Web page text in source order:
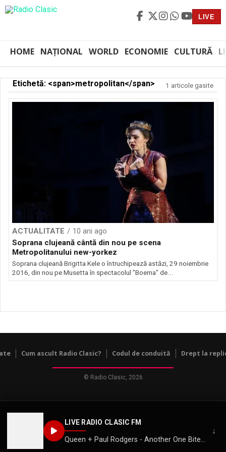
LIVE
HOME NAȚIONAL WORLD ECONOMIE CULTURĂ
LIVE RADIO CLASIC FM
Queen + Paul Rodgers - Another One Bites the Dust
↓
Etichetă: <span>metropolitan</span> 1 articole gasite
ACTUALITATE
10 ani ago
Soprana clujeană cântă din nou pe scena
Metropolitanului new-yorkez
Soprana clujeană Brigitta Kele o întruchipează astăzi, 29 noiembrie
2016, din nou pe Musetta în spectacolul "Boema" de...
Cum ascult Radio Clasic? Codul de conduită Drept la
© Radio Clasic, 2026